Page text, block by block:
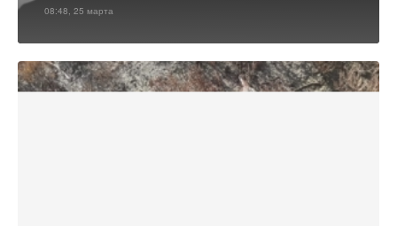
08:48, 25 марта